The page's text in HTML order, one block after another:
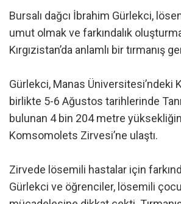
Bursalı dağcı İbrahim Gürlekci,
umut olmak ve farkındalık
Kırgızistan’da anlamlı bir tırmanış
Gürlekci, Manas Üniversitesi’ndeki
birlikte 5-6 Ağustos tarihlerinde
bulunan 4 bin 204 metre
Komsomolets Zirvesi’ne ulaştı.
Zirvede lösemili hastalar için
Gürlekci ve öğrenciler, lösemili